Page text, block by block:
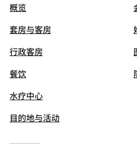
概览
套房与客房
行政客房
餐饮
水疗中心
目的地与活动